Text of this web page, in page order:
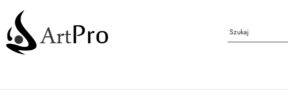
Przejdź do treści głównej
Przejdź do wyszukiwarki
Przejdź do moje konto
Przejdź do menu głównego
Przejdź do stopki